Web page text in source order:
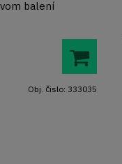
balení
Obj. čislo: 333035